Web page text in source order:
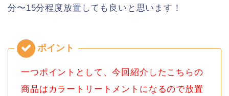
分〜15分程度放置しても良いと思います！
一つポイントとして、今回紹介したこちらの
商品はカラートリートメントになるので放置